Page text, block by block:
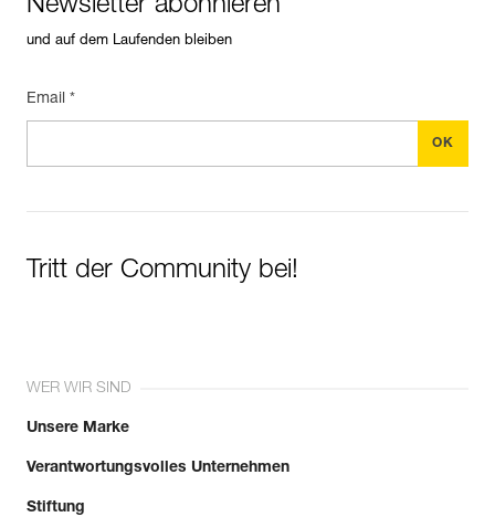
Newsletter abonnieren
und auf dem Laufenden bleiben
Email *
Tritt der Community bei!
WER WIR SIND
Unsere Marke
Verantwortungsvolles Unternehmen
Stiftung